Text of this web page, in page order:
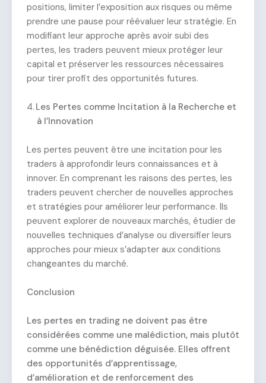
positions, limiter l’exposition aux risques ou même
prendre une pause pour réévaluer leur stratégie. En
modifiant leur approche après avoir subi des
pertes, les traders peuvent mieux protéger leur
capital et préserver les ressources nécessaires
pour tirer profit des opportunités futures.
Les Pertes comme Incitation à la Recherche et
à l’Innovation
Les pertes peuvent être une incitation pour les
traders à approfondir leurs connaissances et à
innover. En comprenant les raisons des pertes, les
traders peuvent chercher de nouvelles approches
et stratégies pour améliorer leur performance. Ils
peuvent explorer de nouveaux marchés, étudier de
nouvelles techniques d’analyse ou diversifier leurs
approches pour mieux s’adapter aux conditions
changeantes du marché.
Conclusion
Les pertes en trading ne doivent pas être
considérées comme une malédiction, mais plutôt
comme une bénédiction déguisée. Elles offrent
des opportunités d’apprentissage,
d’amélioration et de renforcement des